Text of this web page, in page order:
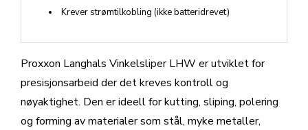
Proxxon Langhals Vinkelsliper LHW er utviklet for
presisjonsarbeid der det kreves kontroll og
nøyaktighet. Den er ideell for kutting, sliping, polering
og forming av materialer som stål, myke metaller,
Krever strømtilkobling (ikke batteridrevet)